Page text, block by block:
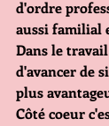
d'ordre
aussi familial
Dans le
d'avancer de
plus
Côté coeur